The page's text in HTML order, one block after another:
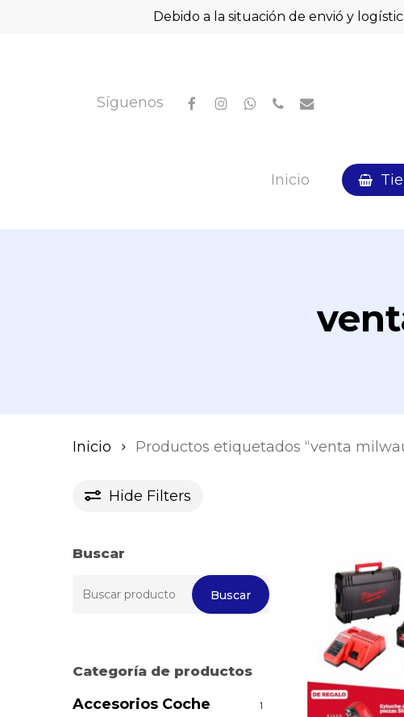
Debido a la situación de envió y
Síguenos facebookinstagram
whatsapp
phoneemail
Inicio
Inicio Productos etiquetados “venta
Hide Filters
Buscar
por:
Buscar
Categoría de productos
Accesorios Coche 1